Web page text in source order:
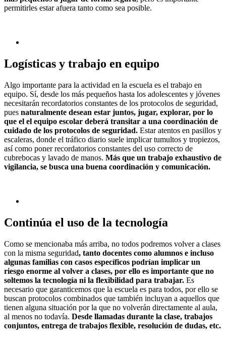
permitirles estar afuera tanto como sea posible.
Logísticas y trabajo en equipo
Algo importante para la actividad en la escuela es el trabajo en
equipo. Sí, desde los más pequeños hasta los adolescentes y jóvenes
necesitarán recordatorios constantes de los protocolos de seguridad,
pues naturalmente desean estar juntos, jugar, explorar, por lo
que el el equipo escolar deberá transitar a una coordinación de
cuidado de los protocolos de seguridad. Estar atentos en pasillos y
escaleras, donde el tráfico diario suele implicar tumultos y tropiezos,
así como poner recordatorios constantes del uso correcto de
cubrebocas y lavado de manos. Más que un trabajo exhaustivo de
vigilancia, se busca una buena coordinación y comunicación.
Continúa el uso de la tecnología
Como se mencionaba más arriba, no todos podremos volver a clases
con la misma seguridad, tanto docentes como alumnos e incluso
algunas familias con casos específicos podrían implicar un
riesgo enorme al volver a clases, por ello es importante que no
soltemos la tecnología ni la flexibilidad para trabajar. Es
necesario que garanticemos que la escuela es para todos, por ello se
buscan protocolos combinados que también incluyan a aquellos que
tienen alguna situación por la que no volverán directamente al aula,
al menos no todavía. Desde llamadas durante la clase, trabajos
conjuntos, entrega de trabajos flexible, resolución de dudas, etc.